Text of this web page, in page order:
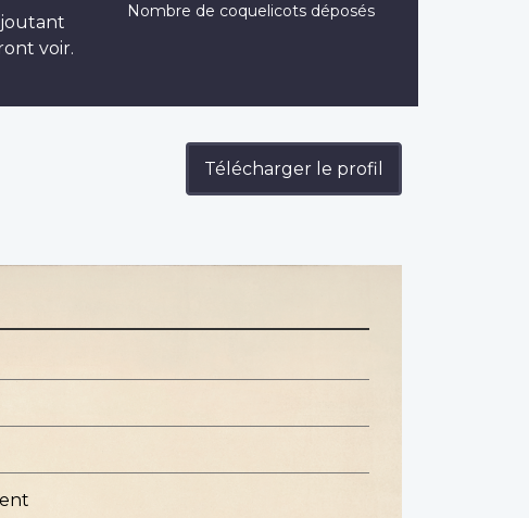
voir.
Nombre de coquelicots déposés
Télécharger le profil